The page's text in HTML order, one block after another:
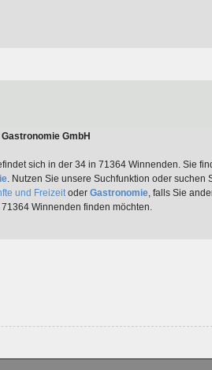
GmbH
sich in der 34 in 71364 Winnenden. Sie
. Nutzen Sie unsere Suchfunktion oder suchen
und Freizeitoder Gastronomie, falls Sie
Winnenden finden möchten.